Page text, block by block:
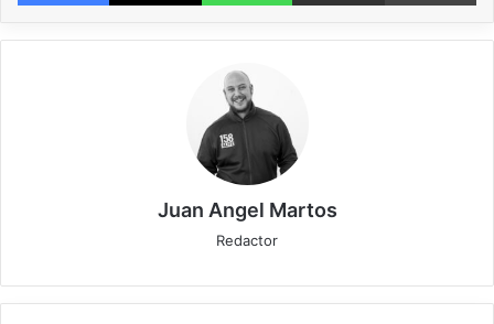
inmejorable y los catalanesTEARS IN RAINes uno de ellos. Formados en
León (ultima incorporación de la banda al bajo y coros y Diogo Santos
(percusión). Un trío que no necesitan a nadie más para realizar una música
de calidad, que bebe del grunge de los 90, toques blues y psicodélicos así
como progresivos es lo que nos transmiten en su primer LP «Stop the
Reach», tras su EP de debut «Promises» realizado en 2012.
Álbum grabado en los estudios Norte por Roland Loizaga en Norte Studios
(Bilbao) y con un artwork a cargo de Jalón de Aquiles que guarda tras la
Juan Angel Martos
Redactor